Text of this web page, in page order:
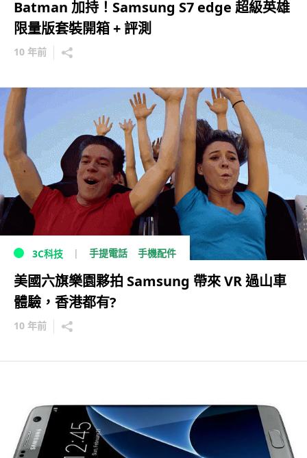
Batman 加持！Samsung S7 edge 超級英雄
限量版套裝開箱 + 評測
10 年前
3C科技 手提電話 手機配件
美國六旗樂園夥拍 Samsung 帶來 VR 過山車
體驗，香港都有?
10 年前